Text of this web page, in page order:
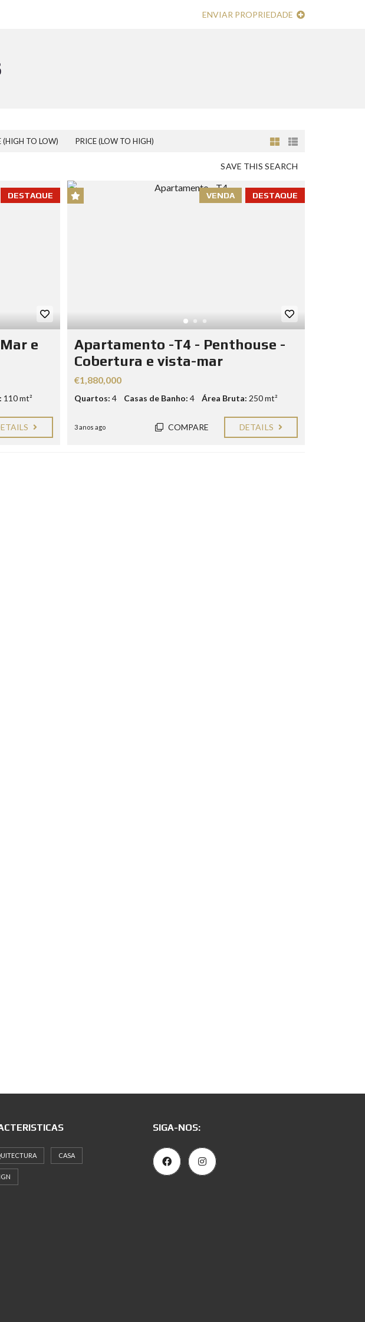
ENVIAR PROPRIEDADE
(HIGH TO LOW) PRICE (LOW TO HIGH)
SAVE THIS SEARCH
DESTAQUE
e
110 mt²
DESTAQUE
VENDA
Apartamento -T4 - Penthouse -
Cobertura e vista-mar
€1,880,000
Quartos: 4 Casas de Banho: 4 Área Bruta: 250 mt²
3 anos ago COMPARE DETAILS
CASA
SIGA-NOS: